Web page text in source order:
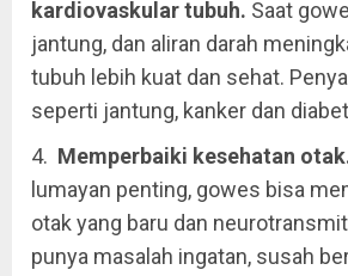
kardiovaskular tubuh. Saat
jantung, dan aliran darah
tubuh lebih kuat dan sehat.
seperti jantung, kanker dan
4. Memperbaiki kesehatan
lumayan penting, gowes bisa
otak yang baru dan
punya masalah ingatan, susah